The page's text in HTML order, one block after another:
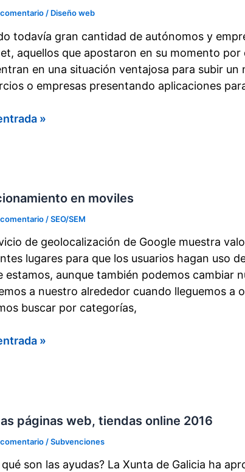
comentario / Diseño web
todavía gran cantidad de autónomos y
aquellos que apostaron en su momento
en una situación ventajosa para subir un
o empresas presentando aplicaciones
»
en moviles
comentario /SEO/SEM
de geolocalización de Google muestra
lugares para que los usuarios hagan uso
estamos, aunque también podemos cambiar
a nuestro alrededor cuando lleguemos a
buscar por categorías,
»
páginas web, tiendas online 2016
comentario /Subvenciones
qué son las ayudas? La Xunta de Galicia ha